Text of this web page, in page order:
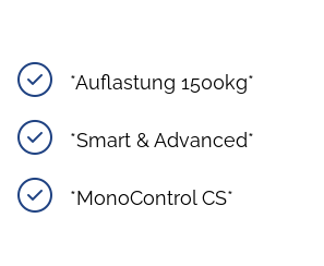
*Auflastung 1500kg*
*Smart & Advanced*
*MonoControl CS*